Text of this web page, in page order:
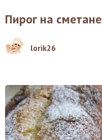
Пирог на сметане
lorik26